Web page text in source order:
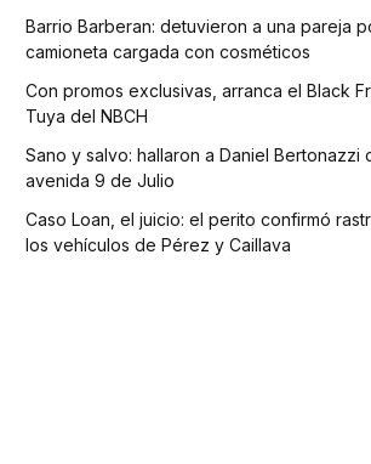
Barrio Barberan: detuvieron a una pareja
camioneta cargada con cosméticos
Con promos exclusivas, arranca el Black
Tuya del NBCH
Sano y salvo: hallaron a Daniel Bertonazzi
avenida 9 de Julio
Caso Loan, el juicio: el perito confirmó
los vehículos de Pérez y Caillava